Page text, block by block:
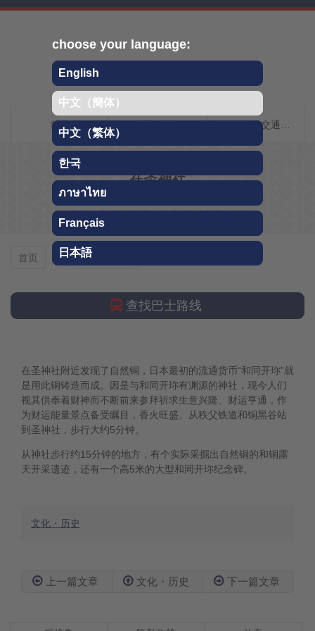
choose your language:
English
中文（簡体）
中文（繁体）
한국
ภาษาไทย
Français
日本語
Skip
Chichibu QR旅行指南
首页
在圣神社
首页 文化・历史
查找巴士路线
在圣神社附近发现了自然铜，日本最初的流通货币“和同开珎”就
是用此铜铸造而成。因是与和同开珎有渊源的神社，现今人们
视其供奉着财神而不断前来参拜祈求生意兴隆、财运亨通，作
为财运能量景点备受瞩目，香火旺盛。从秩父铁道和铜黑谷站
到圣神社，步行大约5分钟。
从神社步行约15分钟的地方，有个实际采掘出自然铜的和铜露
天开采遗迹，还有一个高5米的大型和同开珎纪念碑。
文化・历史
上一篇文章 文化・历史 下一篇文章